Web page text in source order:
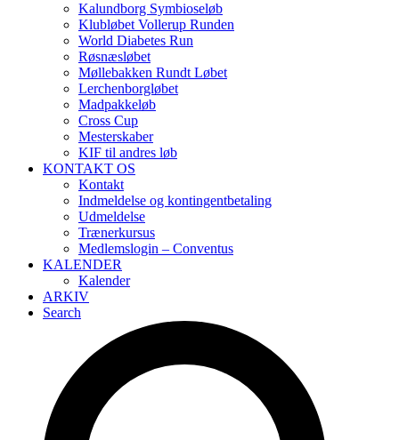
Kalundborg Symbioseløb
Klubløbet Vollerup Runden
World Diabetes Run
Røsnæsløbet
Møllebakken Rundt Løbet
Lerchenborgløbet
Madpakkeløb
Cross Cup
Mesterskaber
KIF til andres løb
KONTAKT OS
Kontakt
Indmeldelse og kontingentbetaling
Udmeldelse
Trænerkursus
Medlemslogin – Conventus
KALENDER
Kalender
ARKIV
Search